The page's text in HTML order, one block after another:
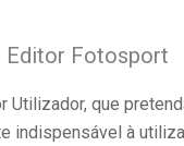
Editor Fotosport
Utilizador, que
indispensável à